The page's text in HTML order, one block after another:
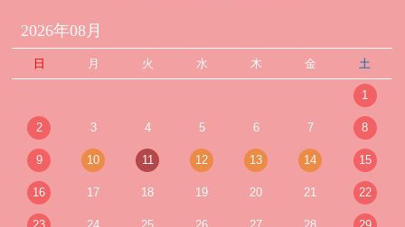
2026年08月
日 月 火 水 木 金 土
1
2 3 4 5 6 7 8
9 10 11 12 13 14 15
16 17 18 19 20 21 22